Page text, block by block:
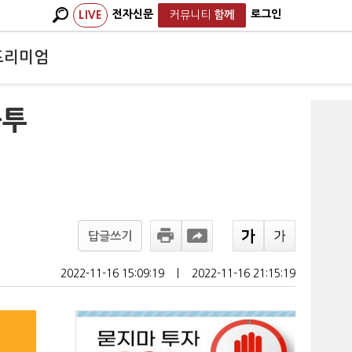
LIVE 전자신문 커뮤니티 함께 로그인
리미엄
답글쓰기
2022-11-16 15:09:19 2022-11-16 21:15:19